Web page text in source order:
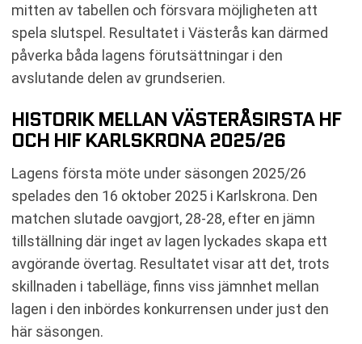
mitten av tabellen och försvara möjligheten att
spela slutspel. Resultatet i Västerås kan därmed
påverka båda lagens förutsättningar i den
avslutande delen av grundserien.
HISTORIK MELLAN VÄSTERÅSIRSTA HF
OCH HIF KARLSKRONA 2025/26
Lagens första möte under säsongen 2025/26
spelades den 16 oktober 2025 i Karlskrona. Den
matchen slutade oavgjort, 28-28, efter en jämn
tillställning där inget av lagen lyckades skapa ett
avgörande övertag. Resultatet visar att det, trots
skillnaden i tabelläge, finns viss jämnhet mellan
lagen i den inbördes konkurrensen under just den
här säsongen.